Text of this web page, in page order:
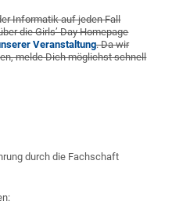
Informatik auf jeden Fall
die Girls’ Day Homepage
Veranstaltung. Da wir
melde Dich möglichst schnell
durch die Fachschaft